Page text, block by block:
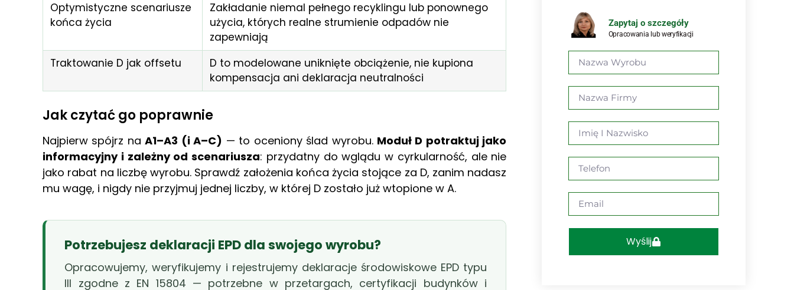
Optymistyczne scenariusze
końca życia
Zakładanie niemal pełnego recyklingu lub ponownego
użycia, których realne strumienie odpadów nie
zapewniają
Traktowanie D jak offsetu
D to modelowane uniknięte obciążenie, nie kupiona
kompensacja ani deklaracja neutralności
Jak czytać go poprawnie
Najpierw spójrz naA1–A3 (i A–C) — to oceniony ślad wyrobu. Moduł D potraktuj jako
informacyjny i zależny od scenariusza: przydatny do wglądu w cyrkularność, ale nie
jako rabat na liczbę wyrobu. Sprawdź założenia końca życia stojące za D, zanim nadasz
mu wagę, i nigdy nie przyjmuj jednej liczby, w której D zostało już wtopione w A.
Potrzebujesz deklaracji EPD dla swojego wyrobu?
Opracowujemy, weryfikujemy i rejestrujemy deklaracje środowiskowe EPD typu
III zgodne z EN 15804 — potrzebne w przetargach, certyfikacji budynków i
Zapytaj o szczegóły
Opracowania lub weryfikacji
Wyślij